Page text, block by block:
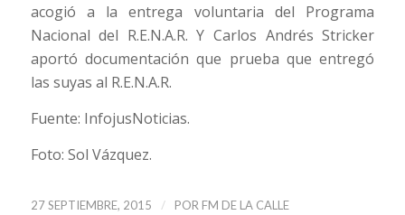
acogió a la entrega voluntaria del Programa
Nacional del R.E.N.A.R. Y Carlos Andrés Stricker
aportó documentación que prueba que entregó
las suyas al R.E.N.A.R.
Fuente: InfojusNoticias.
Foto: Sol Vázquez.
27 SEPTIEMBRE, 2015 / POR FM DE LA CALLE